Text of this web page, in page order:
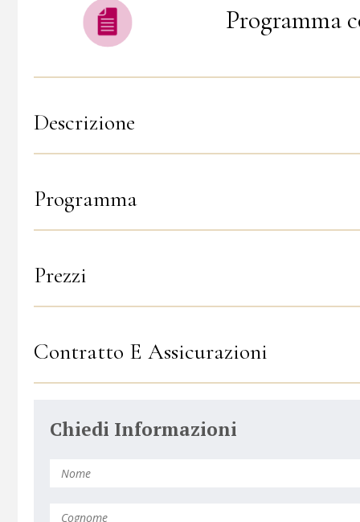
Programma
Descrizione
Programma
Prezzi
Contratto E Assicurazioni
Chiedi Informazioni